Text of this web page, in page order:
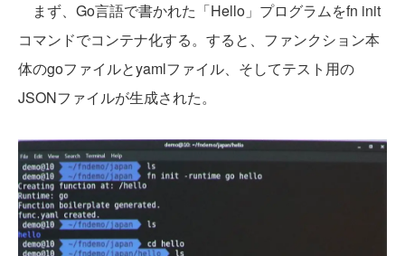
まず、Go言語で書かれた「Hello」プログラムをfn init
コマンドでコンテナ化する。すると、ファンクション本
体のgoファイルとyamlファイル、そしてテスト用の
JSONファイルが生成された。